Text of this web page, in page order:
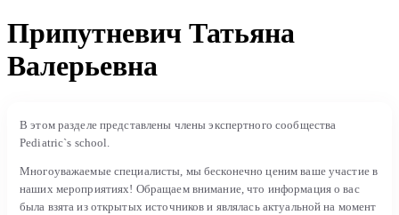
Припутневич Татьяна
Валерьевна
В этом разделе представлены члены экспертного сообщества
Pediatric`s school.
Многоуважаемые специалисты, мы бесконечно ценим ваше участие в
наших мероприятиях! Обращаем внимание, что информация о вас
была взята из открытых источников и являлась актуальной на момент